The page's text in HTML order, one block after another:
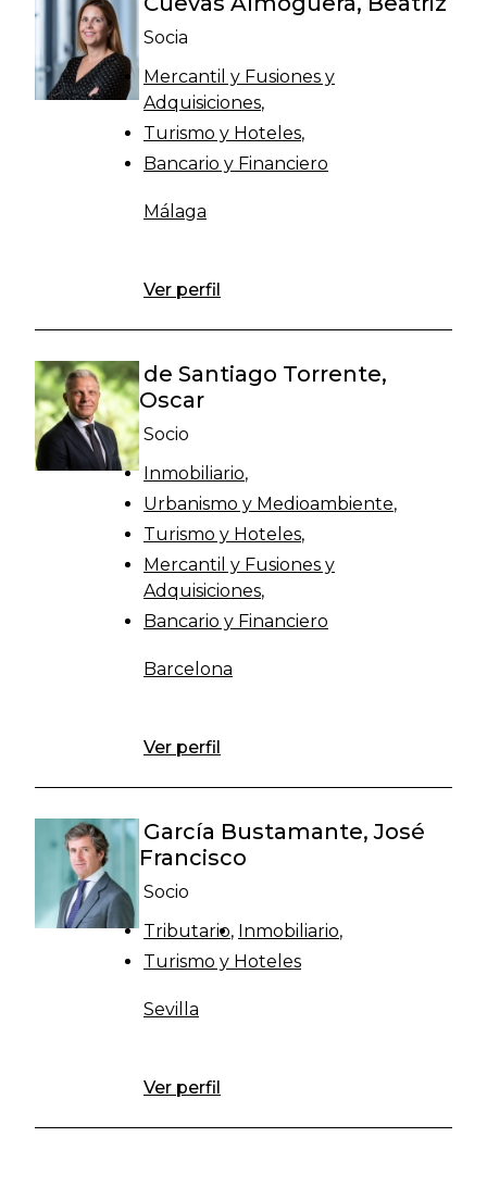
Socia
Mercantil y Fusiones y
Adquisiciones
Turismo y Hoteles
Bancario y Financiero
Málaga
Ver perfil
de Santiago Torrente,
Oscar
Socio
Inmobiliario
Urbanismo y Medioambiente
Turismo y Hoteles
Mercantil y Fusiones y
Adquisiciones
Bancario y Financiero
Barcelona
Ver perfil
García Bustamante, José
Francisco
Socio
Tributario Inmobiliario
Turismo y Hoteles
Sevilla
Ver perfil